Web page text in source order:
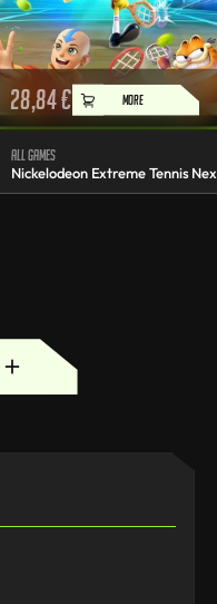
28,84€ MORE
All games
Nickelodeon Extreme Tennis